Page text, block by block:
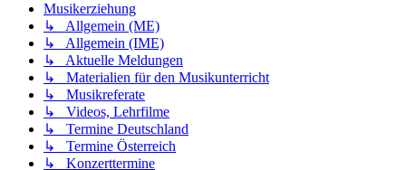
Musikerziehung
↳ Allgemein (ME)
↳ Allgemein (IME)
↳ Aktuelle Meldungen
↳ Materialien für den Musikunterricht
↳ Musikreferate
↳ Videos, Lehrfilme
↳ Termine Deutschland
↳ Termine Österreich
↳ Konzerttermine